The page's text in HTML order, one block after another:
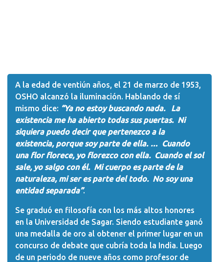
A la edad de ventiún años, el 21 de marzo de 1953,
OSHO alcanzó la iluminación. Hablando de sí
mismo dice: “Ya no estoy buscando nada. La
existencia me ha abierto todas sus puertas. Ni
siquiera puedo decir que pertenezco a la
existencia, porque soy parte de ella. … Cuando
una flor florece, yo florezco con ella. Cuando el sol
sale, yo salgo con él. Mi cuerpo es parte de la
naturaleza, mi ser es parte del todo. No soy una
entidad separada”.
Se graduó en filosofía con los más altos honores
en la Universidad de Sagar. Siendo estudiante ganó
una medalla de oro al obtener el primer lugar en un
concurso de debate que cubría toda la India. Luego
de un periodo de nueve años como profesor de